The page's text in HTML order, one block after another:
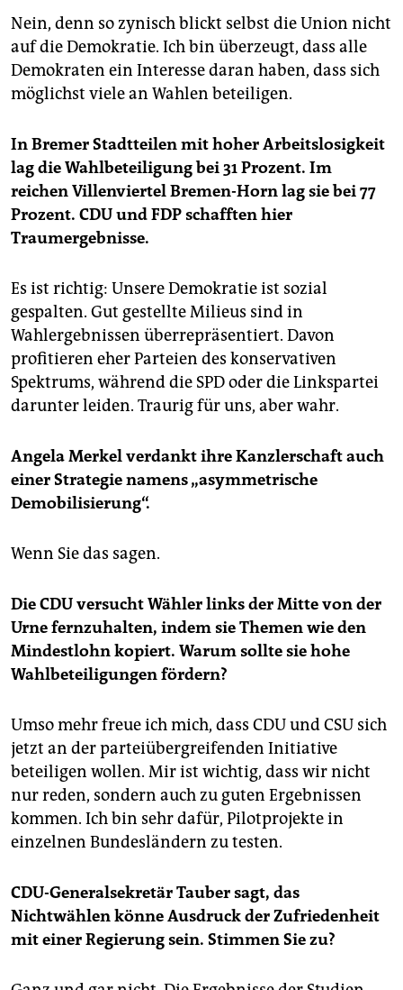
Nein, denn so zynisch blickt selbst die Union nicht
auf die Demokratie. Ich bin überzeugt, dass alle
Demokraten ein Interesse daran haben, dass sich
möglichst viele an Wahlen beteiligen.
In Bremer Stadtteilen mit hoher Arbeitslosigkeit
lag die Wahlbeteiligung bei 31 Prozent. Im
reichen Villenviertel Bremen-Horn lag sie bei 77
Prozent. CDU und FDP schafften hier
Traumergebnisse.
Es ist richtig: Unsere Demokratie ist sozial
gespalten. Gut gestellte Milieus sind in
Wahlergebnissen überrepräsentiert. Davon
profitieren eher Parteien des konservativen
Spektrums, während die SPD oder die Linkspartei
darunter leiden. Traurig für uns, aber wahr.
Angela Merkel verdankt ihre Kanzlerschaft auch
einer Strategie namens „asymmetrische
Demobilisierung“.
Wenn Sie das sagen.
Die CDU versucht Wähler links der Mitte von der
Urne fernzuhalten, indem sie Themen wie den
Mindestlohn kopiert. Warum sollte sie hohe
Wahlbeteiligungen fördern?
Umso mehr freue ich mich, dass CDU und CSU sich
jetzt an der parteiübergreifenden Initiative
beteiligen wollen. Mir ist wichtig, dass wir nicht
nur reden, sondern auch zu guten Ergebnissen
kommen. Ich bin sehr dafür, Pilotprojekte in
einzelnen Bundesländern zu testen.
CDU-Generalsekretär Tauber sagt, das
Nichtwählen könne Ausdruck der Zufriedenheit
mit einer Regierung sein. Stimmen Sie zu?